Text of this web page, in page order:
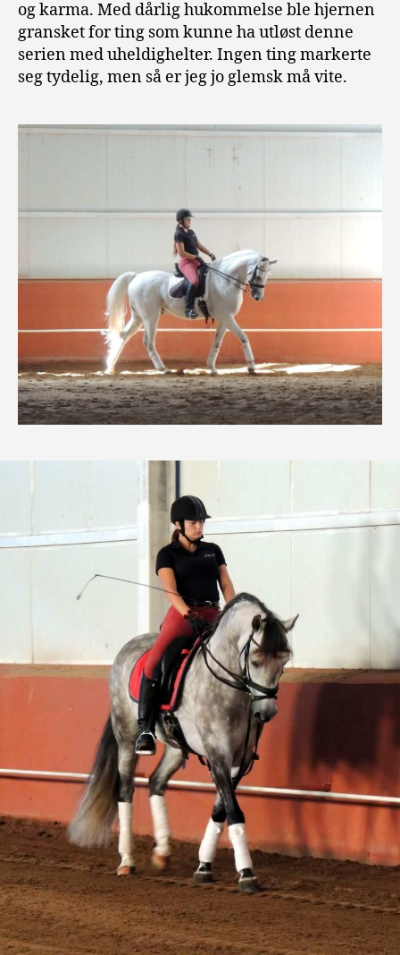
og karma. Med dårlig hukommelse ble hjernen
gransket for ting som kunne ha utløst denne
serien med uheldighelter. Ingen ting markerte
seg tydelig, men så er jeg jo glemsk må vite.